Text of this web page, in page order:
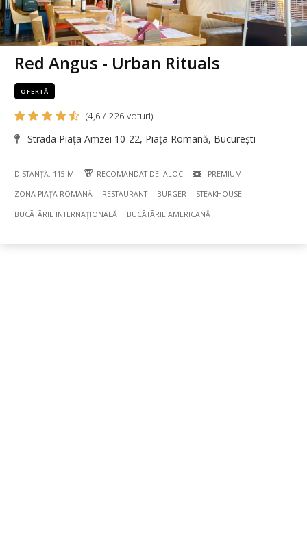
Red Angus - Urban Rituals
OFERTĂ
(4,6 / 226 voturi)
Strada Piața Amzei 10-22, Piața Romană, București
DISTANȚĂ: 115 M RECOMANDAT DE IALOC PREMIUM
ZONA PIAȚA ROMANĂ RESTAURANT BURGER STEAKHOUSE
BUCÃTÃRIE INTERNAȚIONALĂ BUCÃTÃRIE AMERICANĂ